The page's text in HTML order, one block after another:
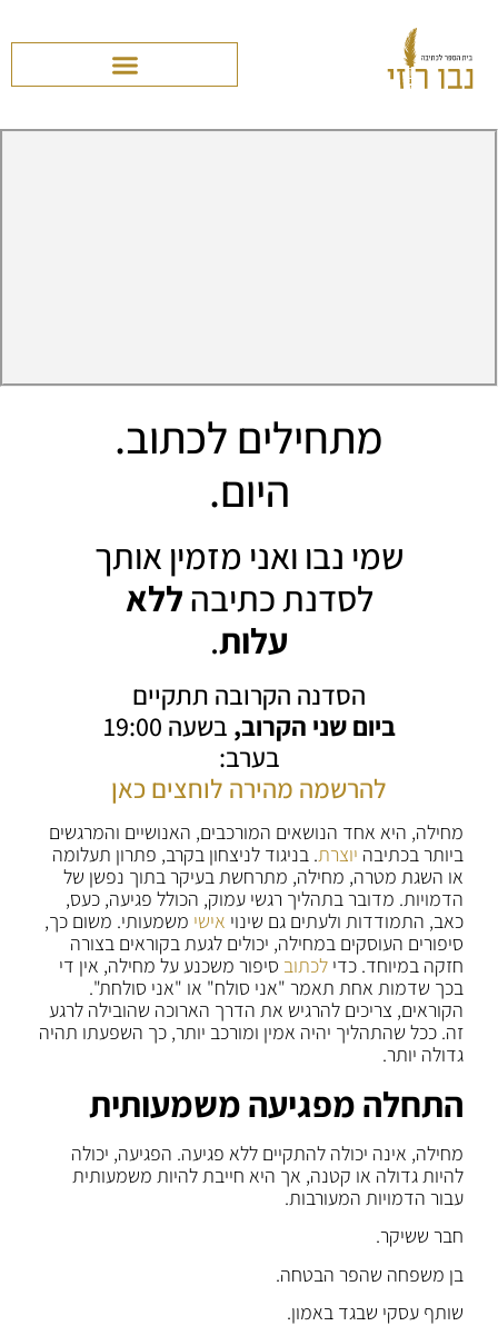
מתחילים לכתוב.
היום.
שמי נבו ואני מזמין אותך
לסדנת כתיבהללא
עלות.
הסדנה הקרובה תתקיים
ביום שני הקרוב,
בשעה 19:00
בערב:
להרשמה מהירה לוחצים כאן
מחילה, היא אחד הנושאים המורכבים, האנושיים והמרגשים
ביותר בכתיבה יוצרת. בניגוד לניצחון בקרב, פתרון תעלומה
או השגת מטרה, מחילה, מתרחשת בעיקר בתוך נפשן של
הדמויות. מדובר בתהליך רגשי עמוק, הכולל פגיעה, כעס,
כאב, התמודדות ולעתים גם שינוי אישי משמעותי. משום כך,
סיפורים העוסקים במחילה, יכולים לגעת בקוראים בצורה
חזקה במיוחד. כדילכתוב סיפור משכנע על מחילה, אין די
בכך שדמות אחת תאמר "אני סולח" או "אני סולחת".
הקוראים, צריכים להרגיש את הדרך הארוכה שהובילה לרגע
זה. ככל שהתהליך יהיה אמין ומורכב יותר, כך השפעתו תהיה
גדולה יותר.
התחלה מפגיעה משמעותית
מחילה, אינה יכולה להתקיים ללא פגיעה. הפגיעה, יכולה
להיות גדולה או קטנה, אך היא חייבת להיות משמעותית
עבור הדמויות המעורבות.
חבר ששיקר.
בן משפחה שהפר הבטחה.
שותף עסקי שבגד באמון.